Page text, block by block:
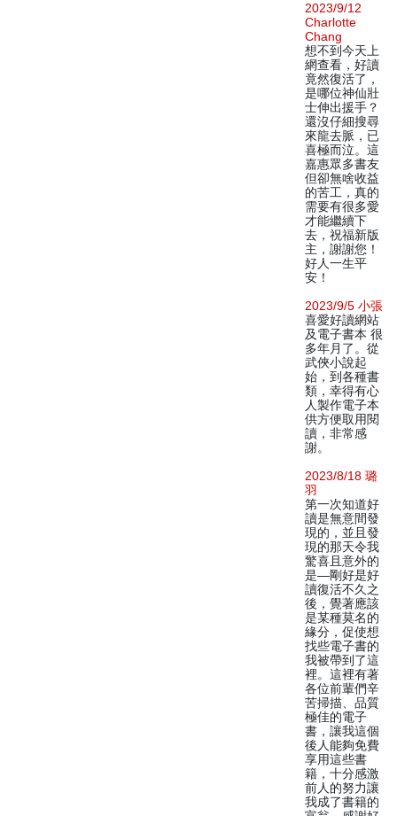
2023/9/12
Charlotte
Chang
想不到今天上
網查看，好讀
竟然復活了，
是哪位神仙壯
士伸出援手？
還沒仔細搜尋
來龍去脈，已
喜極而泣。這
嘉惠眾多書友
但卻無啥收益
的苦工，真的
需要有很多愛
才能繼續下
去，祝福新版
主，謝謝您！
好人一生平
安！
2023/9/5 小張
喜愛好讀網站
及電子書本 很
多年月了。從
武俠小說起
始，到各種書
類，幸得有心
人製作電子本
供方便取用閱
讀，非常感
謝。
2023/8/18 璐
羽
第一次知道好
讀是無意間發
現的，並且發
現的那天令我
驚喜且意外的
是—剛好是好
讀復活不久之
後，覺著應該
是某種莫名的
緣分，促使想
找些電子書的
我被帶到了這
裡。這裡有著
各位前輩們辛
苦掃描、品質
極佳的電子
書，讓我這個
後人能夠免費
享用這些書
籍，十分感激
前人的努力讓
我成了書籍的